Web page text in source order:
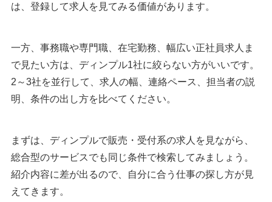
は、登録して求人を見てみる価値があります。
一方、事務職や専門職、在宅勤務、幅広い正社員求人ま
で見たい方は、ディンプル1社に絞らない方がいいです。
2～3社を並行して、求人の幅、連絡ペース、担当者の説
明、条件の出し方を比べてください。
まずは、ディンプルで販売・受付系の求人を見ながら、
総合型のサービスでも同じ条件で検索してみましょう。
紹介内容に差が出るので、自分に合う仕事の探し方が見
えてきます。